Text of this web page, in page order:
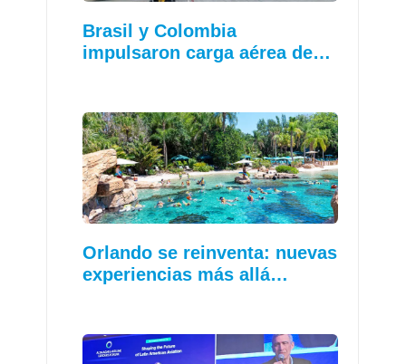
Brasil y Colombia
impulsaron carga aérea de…
Orlando se reinventa: nuevas
experiencias más allá…